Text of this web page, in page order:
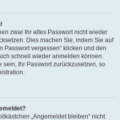
zwar Ihr altes Passwort nicht wieder
Dies machen Sie, indem Sie auf
Passwort vergessen“ klicken und den
schnell wieder anmelden können.
Ihr Passwort zurückzusetzen, so
„Angemeldet bleiben“ nicht